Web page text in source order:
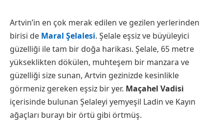
Artvin’in en çok merak edilen ve gezilen yerlerinden
birisi de Maral Şelalesi. Şelale eşsiz ve büyüleyici
güzelliği ile tam bir doğa harikası. Şelale, 65 metre
yükseklikten dökülen, muhteşem bir manzara ve
güzelliği size sunan, Artvin gezinizde kesinlikle
görmeniz gereken eşsiz bir yer. Maçahel Vadisi
içerisinde bulunan Şelaleyi yemyeşil Ladin ve Kayın
ağaçları burayı bir örtü gibi örtmüş.